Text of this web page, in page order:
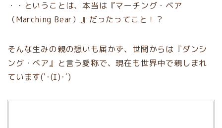
・・ということは、本当は『マーチング・ベア
（Marching Bear）』だったってこと！？
そんな生みの親の想いも届かず、世間からは『ダンシ
ング・ベア』と言う愛称で、現在も世界中で親しまれ
ています(`･(ｴ)･´)